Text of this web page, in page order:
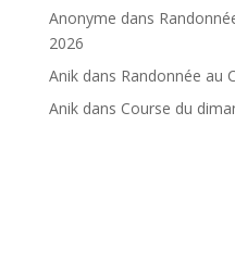
Anonyme dans
2026
Anikdans Randonnée au
Anikdans Course du